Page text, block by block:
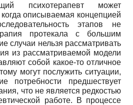
психотерапевт может
описываемая концепцией
этапов не
протекала с большим
случаи нельзя рассматривать
из рассматриваемой модели
собой какое-то отличное
могут послужить ситуации,
потребности предшествует
что не является редкостью
работе. В процессе